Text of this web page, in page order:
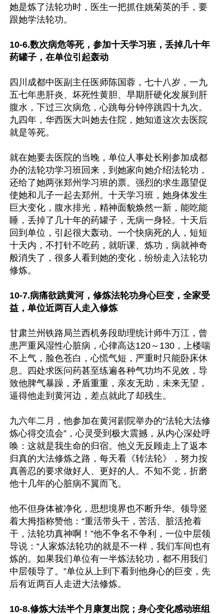
她是炼了法轮功时，医生一把抓住姚菊英的手，要
跟她学法轮功。
10-6.数次病危等死，参加十天学习班，丢掉几十年
药罐子，在单位引起轰动
四川成都中医副主任医师陈国蓉，七十八岁，一九
五七年患肝炎、坏死性黄胆、早期肝硬化发展到肝
腹水，下过三次病危，心跳每分钟停跳四十九次。
九四年，华西医大叫她去住院，她知道这次去医院
就是等死。
就在她要去医院的当晚，单位人事处长刚参加成都
办的法轮功学习班回来，到她家向她介绍法轮功，
还给了她两张郑州学习班的票。强烈的求生愿望促
使她和儿子一起去郑州。十天学习班，她身体发生
巨大变化，腹水排光，精神面貌焕然一新，能吃能
睡，丢掉了几十年的药罐子，无病一身轻。十天后
回到单位，引起很大轰动。一个快病死的人，短短
十天内，不打针不吃药，就听课、炼功，病就神奇
般消失了，很多人看到她的变化，纷纷走入法轮功
修炼。
10-7.病痛欲跳黄河，修炼法轮功身心巨变，全家受
益，单位近两百人走入修炼
甘肃兰州铁路局兰西机务段助理统计师牛万江，曾
患严重风湿性心脏病，心律高达120～130，上楼喘
不上气，脸色苍白，心慌气短，严重时只能卧床休
息。四处求医问药甚至练遍各种气功均不见效，导
致他脾气暴躁，矛盾重重，亲友无助，未来无望，
逼得他走到黄河边，差点就此了却残生。
九六年二月，他参加在黄河剧院举办的“法轮大法修
炼心得交流会”，心灵受到极大震撼，从内心深处呼
唤：这就是我生命的归宿。他义无反顾走上了返本
归真的大法修炼之路，每天看《转法轮》，努力按
真善忍的要求做好人、更好的人。不知不觉，折磨
他十几年的心脏病不翼而飞。
他不但身体被净化，思想境界也不断升华。领导竖
着大拇指称赞他：“重活带头干，苦活、脏活抢着
干，法轮功真神啊！”他不争名不争利，一位中层领
导说：“人家炼法轮功的就是不一样，我们车间也有
炼的。如果我们单位有一半炼法轮功，都不用我们
中层领导了。”单位从上到下看到他身心的巨变，先
后有近两百人走进大法修炼。
10-8.修炼大法半个月康复出院；身心变化感动班组